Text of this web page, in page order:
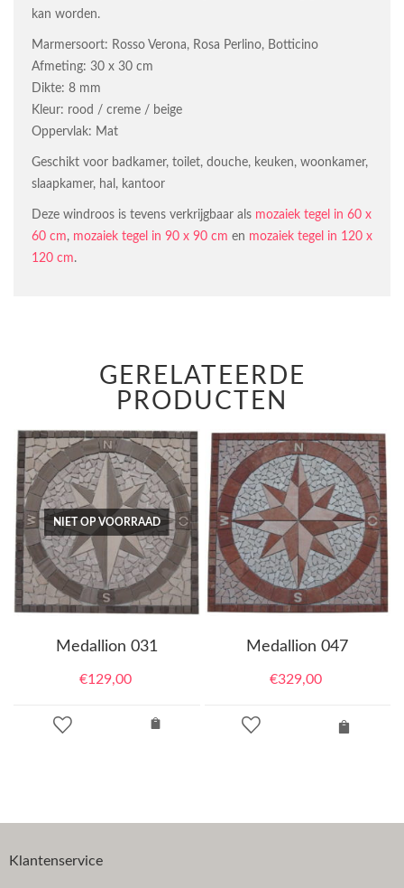
kan worden.
Marmersoort: Rosso Verona, Rosa Perlino, Botticino
Afmeting: 30 x 30 cm
Dikte: 8 mm
Kleur: rood / creme / beige
Oppervlak: Mat
Geschikt voor badkamer, toilet, douche, keuken, woonkamer,
slaapkamer, hal, kantoor
Deze windroos is tevens verkrijgbaar als mozaiek tegel in 60 x
60 cm, mozaiek tegel in 90 x 90 cm en mozaiek tegel in 120 x
120 cm.
GERELATEERDE
PRODUCTEN
NIET OP VOORRAAD
Medallion 031
€129,00
Medallion 047
€329,00
Klantenservice